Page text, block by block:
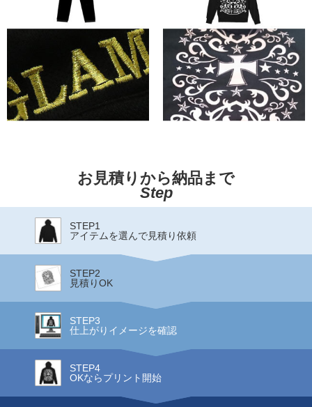
お見積りから納品まで
Step
STEP1
アイテムを選んで見積り依頼
STEP2
見積りOK
STEP3
仕上がりイメージを確認
STEP4
OKならプリント開始